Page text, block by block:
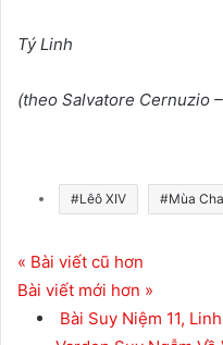
Tý Linh
(theo Salvatore Cernuzio –
#Lêô XIV #Mùa
« Bài viết cũ hơn
Bài viết mới hơn »
Bài Suy Niệm 11,